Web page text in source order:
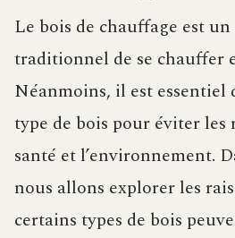
Le bois de chauffage est
traditionnel de se chauffer
Néanmoins, il est essentiel
type de bois pour éviter les
santé et l’environnement.
nous allons explorer les
certains types de bois